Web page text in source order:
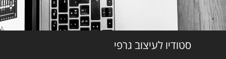
סטודיו לעיצוב גרפי